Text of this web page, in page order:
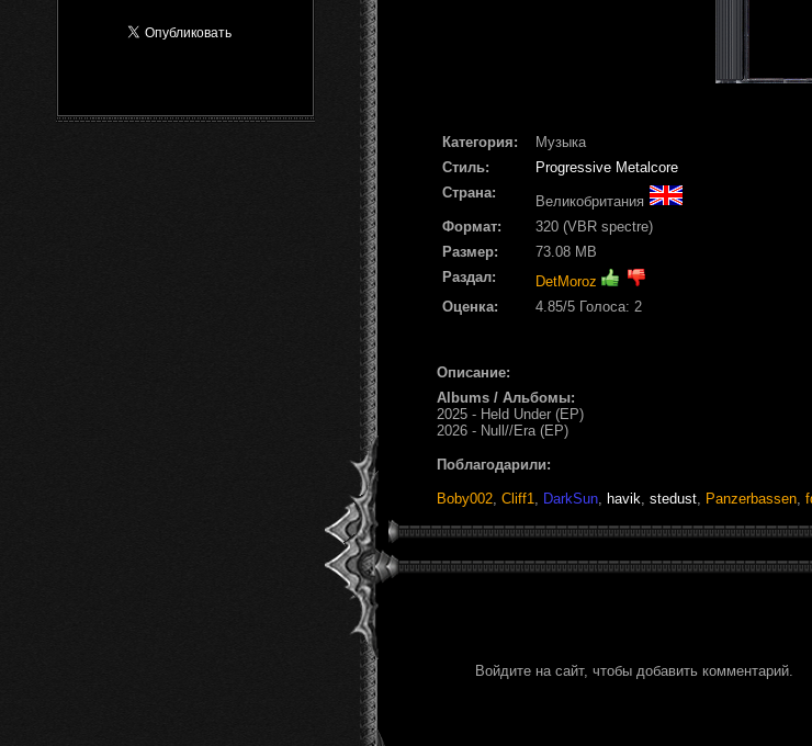
Категория:
Музыка
Стиль:
Progressive Metalcore
Страна:
Великобритания
Формат:
320 (VBR spectre)
Размер:
73.08 MB
Раздал:
DetMoroz
Оценка:
4.85/5 Голоса: 2
Описание:
Albums / Альбомы:
2025 - Held Under (EP)
2026 - Null//Era (EP)
Поблагодарили:
Boby002 Cliff1 DarkSun havik stedust Panzerbassen
Войдите на сайт, чтобы добавить комментарий.